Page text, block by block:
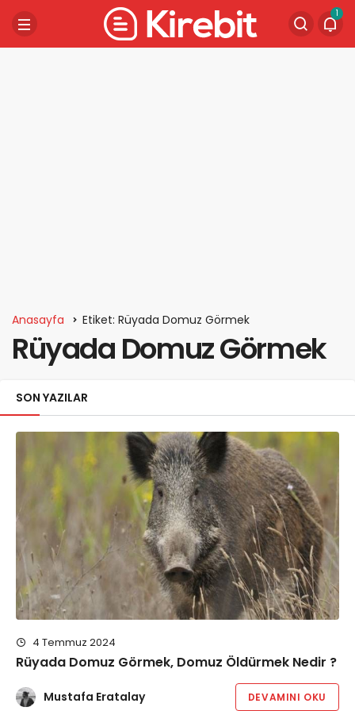
1
Anasayfa Etiket: Rüyada Domuz Görmek
Rüyada Domuz Görmek
SON YAZILAR
4 Temmuz 2024
Rüyada Domuz Görmek, Domuz Öldürmek Nedir ?
Mustafa Eratalay DEVAMINI OKU